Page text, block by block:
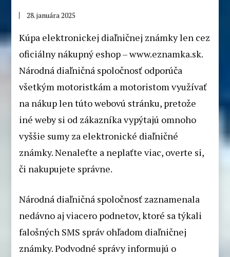
28. januára 2025
Kúpa elektronickej diaľničnej známky len cez
oficiálny nákupný eshop – www.eznamka.sk.
Národná diaľničná spoločnosť odporúča
všetkým motoristkám a motoristom využívať
na nákup len túto webovú stránku, pretože
iné weby si od zákazníka vypýtajú omnoho
vyššie sumy za elektronické diaľničné
známky. Nenaleťte a neplaťte viac, overte si,
či nakupujete správne.
Národná diaľničná spoločnosť zaznamenala
nedávno aj viacero podnetov, ktoré sa týkali
falošných SMS správ ohľadom diaľničnej
známky. Podvodné správy informujú o